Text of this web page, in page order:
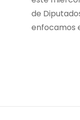
de
enfocamos